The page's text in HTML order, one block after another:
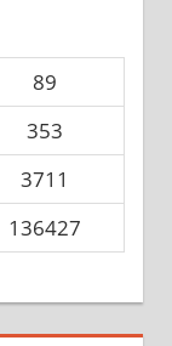
89
353
3711
136427